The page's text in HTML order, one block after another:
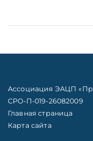
Ассоциация ЭАЦП
СРО-П-019-26082009
Главная страница
Карта сайта